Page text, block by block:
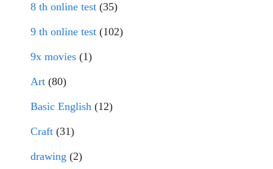
8 th online test (35)
9 th online test (102)
9x movies (1)
Art (80)
Basic English (12)
Craft (31)
drawing (2)